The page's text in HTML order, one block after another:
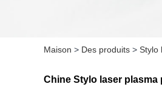
Maison > Des produits > Stylo
Chine Stylo laser